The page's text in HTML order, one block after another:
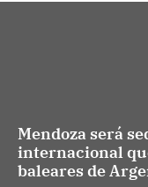
Mendoza será
internacional
baleares de